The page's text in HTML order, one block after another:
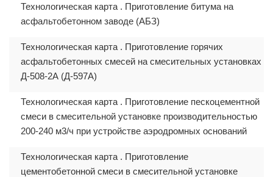
Технологическая карта . Приготовление битума на
асфальтобетонном заводе (АБЗ)
Технологическая карта . Приготовление горячих
асфальтобетонных смесей на смесительных установках
Д-508-2А (Д-597А)
Технологическая карта . Приготовление пескоцементной
смеси в смесительной установке производительностью
200-240 м3/ч при устройстве аэродромных оснований
Технологическая карта . Приготовление
цементобетонной смеси в смесительной установке